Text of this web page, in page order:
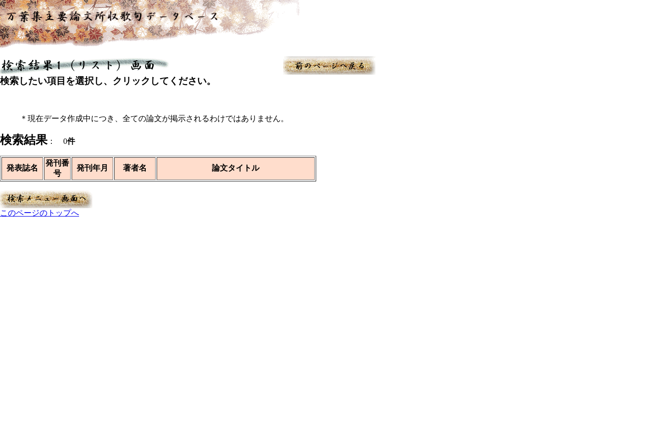
検索したい項目を選択し、クリックしてください。
＊現在データ作成中につき、全ての論文が掲示されるわけではありません。
検索結果 ： 0件
発表誌名
発刊番
号
発刊年月 著者名 論文タイトル
このページのトップへ